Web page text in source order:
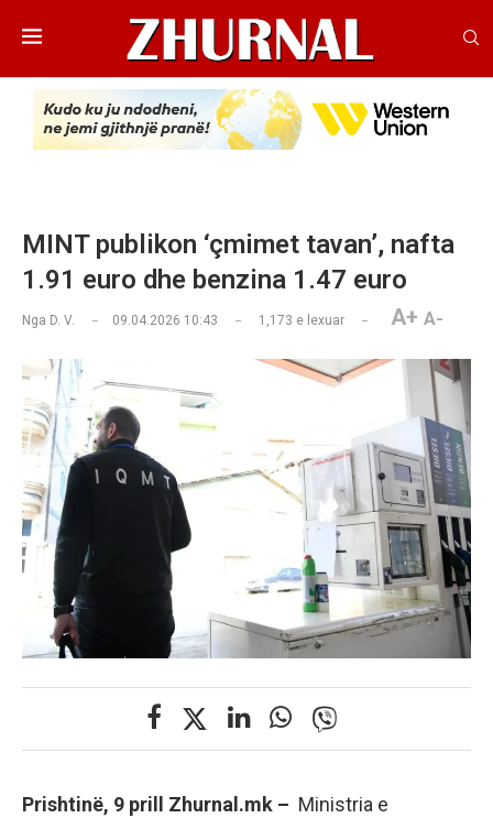
MINT publikon ‘çmimet tavan’, nafta
1.91 euro dhe benzina 1.47 euro
Nga D. V. 09.04.2026 10:43 1,173 e lexuar A+ A-
Prishtinë, 9 prill Zhurnal.mk – Ministria e